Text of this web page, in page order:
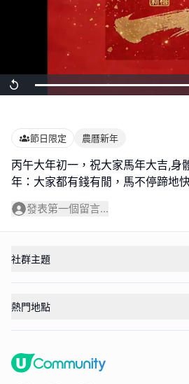
Replay Loaded:
100.00%
節日限定 農曆新年
丙午大年初一，祝大家馬年大吉,
年：大家都有錢有閒，馬不停蹄地
發表第一個留言...
社群主題
熱門地點